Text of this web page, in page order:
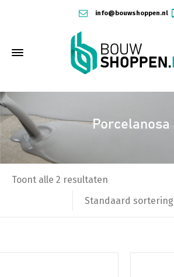
info@bouwshoppen.nl
Porcelanosa
Toont alle 2 resultaten
Standaard sortering